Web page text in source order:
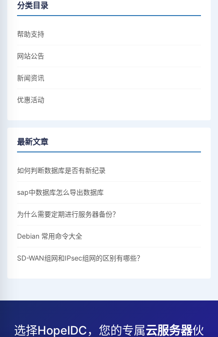
分类目录
帮助支持
网站公告
新闻资讯
优惠活动
最新文章
如何判断数据库是否有新纪录
sap中数据库怎么导出数据库
为什么需要定期进行服务器备份？
Debian 常用命令大全
SD-WAN组网和IPsec组网的区别有哪些？
选择HopeIDC，您的专属云服务器伙